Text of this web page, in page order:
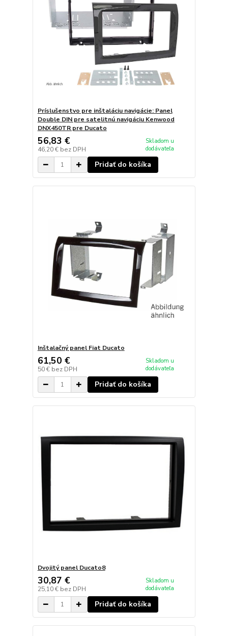
Príslušenstvo pre inštaláciu navigácie: Panel
Double DIN pre satelitnú navigáciu Kenwood
DNX450TR pre Ducato
56,83 €
46,20 € bez DPH
Skladom u
dodávateľa
Pridať do košíka
Inštalačný panel Fiat Ducato
61,50 €
50 € bez DPH
Skladom u
dodávateľa
Pridať do košíka
Dvojitý panel Ducato8
30,87 €
25,10 € bez DPH
Skladom u
dodávateľa
Pridať do košíka